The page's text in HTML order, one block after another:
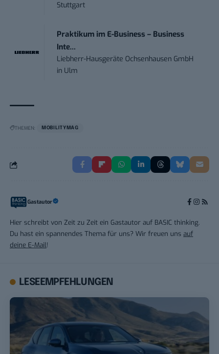
Stuttgart
Praktikum im E-Business – Business
Inte...
Liebherr-Hausgeräte Ochsenhausen GmbH
in Ulm
THEMEN: MOBILITYMAG
Gastautor
Hier schreibt von Zeit zu Zeit ein Gastautor auf BASIC thinking.
Du hast ein spannendes Thema für uns? Wir freuen uns auf
deine E-Mail!
LESEEMPFEHLUNGEN